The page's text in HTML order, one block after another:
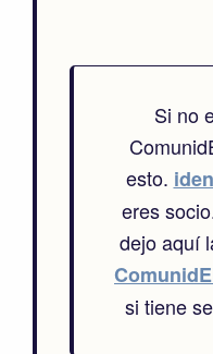
Si no
esto.
eres
dejo aquí
si tiene